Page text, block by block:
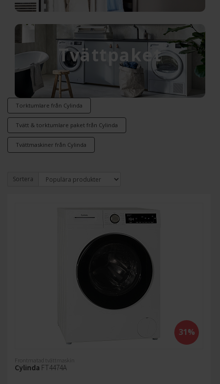
Tvättpaket
Torktumlare från Cylinda
Tvätt & torktumlare paket från Cylinda
Tvättmaskiner från Cylinda
Sortera
31%
Frontmatad tvättmaskin
Cylinda FT4474A